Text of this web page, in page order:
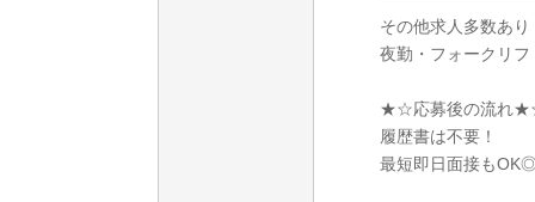
その他求人多数あり
夜勤・フォークリ
★☆応募後の流れ
履歴書は不要！
最短即日面接も